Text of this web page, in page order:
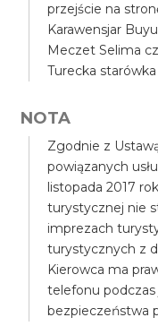
przejście na
Karawensjar
Meczet Selima
Turecka starówka
NOTA
Zgodnie z
powiązanych
listopada 2017
turystycznej nie
imprezach
turystycznych z
Kierowca ma
telefonu podczas
bezpieczeństwa